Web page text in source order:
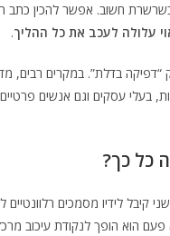
חשוב. אפשר להכין כתב
עלולה לעכב את כל ההליך.
“דפיקה בדלת”. במקרים רבים,
בעלי עסקים וגם אנשים
כל כך?
קיבל לידיו מסמכים
הוא הופך לנקודת עיכוב